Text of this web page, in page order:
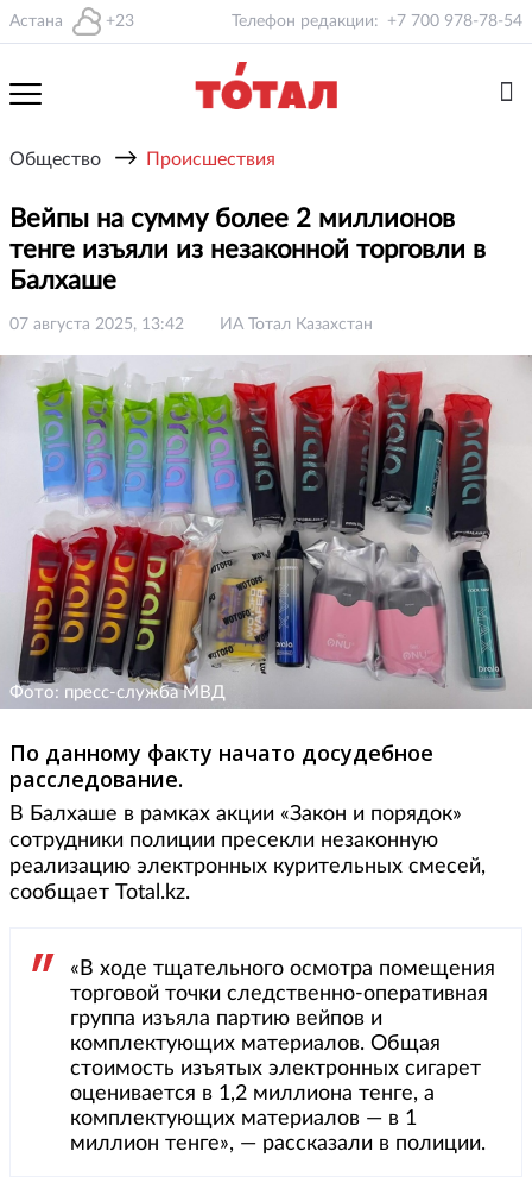
Астана +23 Телефон редакции: +7 700 978-78-54
Общество → Происшествия
Вейпы на сумму более 2 миллионов
тенге изъяли из незаконной торговли в
Балхаше
07 августа 2025, 13:42 ИА Тотал Казахстан
Фото: пресс-служба МВД
По данному факту начато досудебное
расследование.
В Балхаше в рамках акции «Закон и порядок»
сотрудники полиции пресекли незаконную
реализацию электронных курительных смесей,
сообщает Total.kz.
«В ходе тщательного осмотра помещения
торговой точки следственно-оперативная
группа изъяла партию вейпов и
комплектующих материалов. Общая
стоимость изъятых электронных сигарет
оценивается в 1,2 миллиона тенге, а
комплектующих материалов — в 1
миллион тенге», — рассказали в полиции.